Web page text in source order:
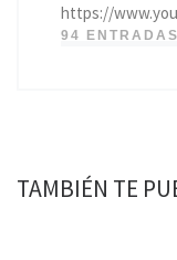
https://
94 ENTRADAS
TAMBIÉN TE